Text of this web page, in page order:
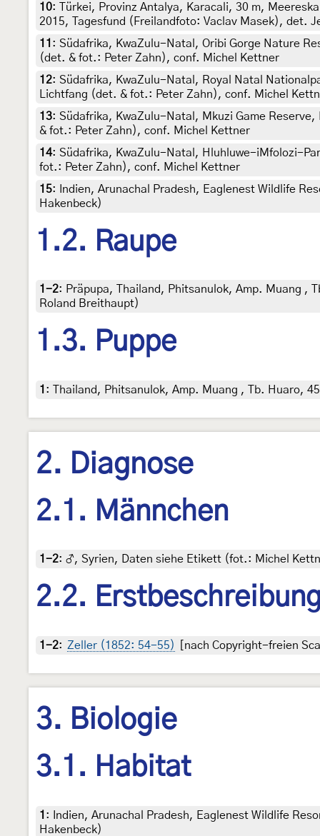
10:
Türkei, Provinz Antalya, Karacali, 30 m,
2015, Tagesfund (Freilandfoto: Vaclav Masek), det.
11 : Südafrika, KwaZulu-Natal, Oribi Gorge Nature
(det. & fot.: Peter Zahn), conf. Michel Kettner
12: Südafrika, KwaZulu-Natal, Royal Natal
Lichtfang (det. & fot.: Peter Zahn), conf. Michel
13: Südafrika, KwaZulu-Natal, Mkuzi Game
& fot.: Peter Zahn), conf. Michel Kettner
14: Südafrika, KwaZulu-Natal, Hluhluwe-iMfolozi-
fot.: Peter Zahn), conf. Michel Kettner
15:
Indien, Arunachal Pradesh, Eaglenest Wildlife
Hakenbeck)
1.2. Raupe
1-2: Präpupa, Thailand, Phitsanulok, Amp. Muang ,
Roland Breithaupt)
1.3. Puppe
1 : Thailand, Phitsanulok, Amp. Muang , Tb. Huaro,
2. Diagnose
2.1. Männchen
1-2: ♂, Syrien, Daten siehe Etikett (fot.: Michel
2.2.
1-2: Zeller (1852: 54-55) [nach Copyright-freien
3. Biologie
3.1. Habitat
1 :
Indien, Arunachal Pradesh, Eaglenest Wildlife
Hakenbeck)